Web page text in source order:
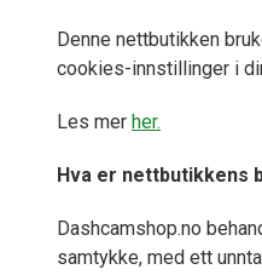
Denne nettbutikken
cookies-innstillinger i
Les mer her.
Hva er nettbutikkens
Dashcamshop.no
samtykke, med ett